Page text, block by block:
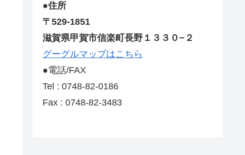
●住所
〒529-1851
滋賀県甲賀市信楽町長野１３３０−２
グーグルマップはこちら
●電話/FAX
Tel : 0748-82-0186
Fax : 0748-82-3483